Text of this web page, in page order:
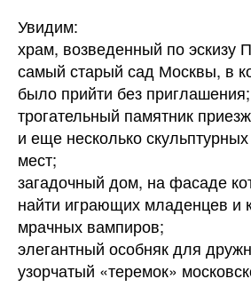
Увидим:
храм, возведенный по эскизу
самый старый сад Москвы, в
было прийти без приглашения;
трогательный памятник
и еще несколько скульптурных
мест;
загадочный дом, на фасаде
найти играющих младенцев и
мрачных вампиров;
элегантный особняк для
узорчатый «теремок»